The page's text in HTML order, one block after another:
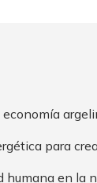
para
humana en la